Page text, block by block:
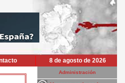
8 de agosto de 2026
Administración